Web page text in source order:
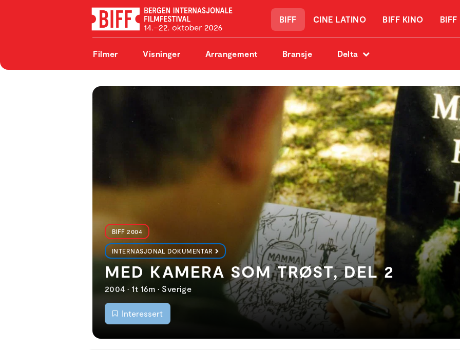
BIFF CINE LATINO BIFF KINO BIFF
Filmer Visninger Arrangement Bransje Delta
BIFF 2004
INTERNASJONAL DOKUMENTAR
MED KAMERA SOM TRØST, DEL 2
2004 • 1t 16m • Sverige
Interessert